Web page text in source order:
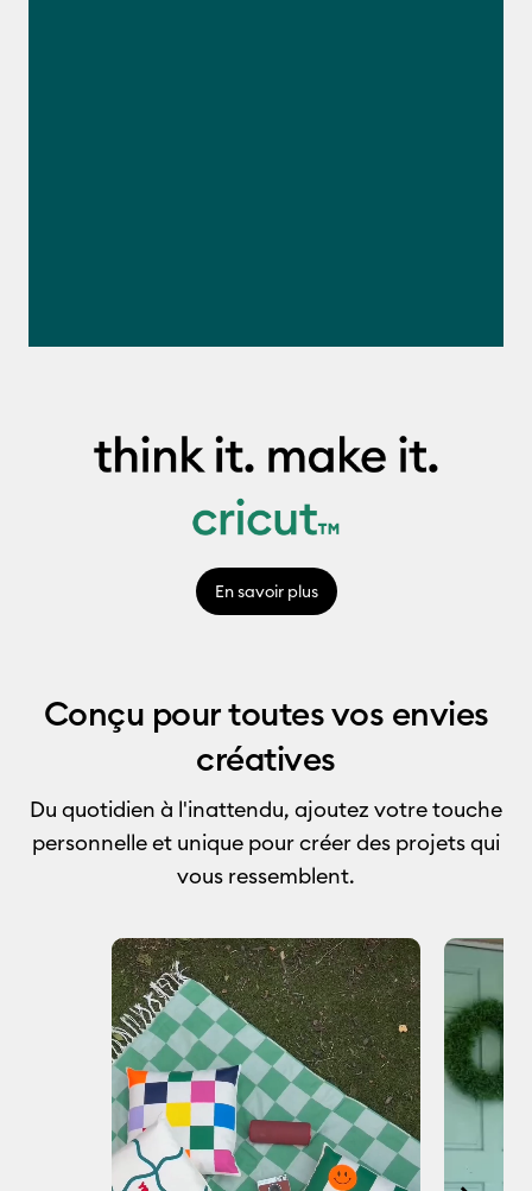
En savoir plus
Conçu pour toutes vos envies
créatives
Du quotidien à l'inattendu, ajoutez votre touche
personnelle et unique pour créer des projets qui
vous ressemblent.
Media Carousel
Carousel with product photos. Use the previous and next